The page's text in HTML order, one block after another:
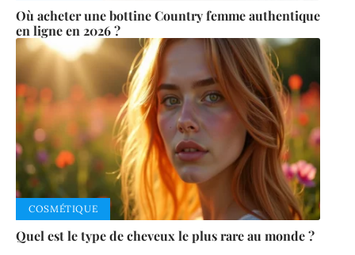
Où acheter une bottine Country femme authentique
en ligne en 2026 ?
COSMÉTIQUE
Quel est le type de cheveux le plus rare au monde ?